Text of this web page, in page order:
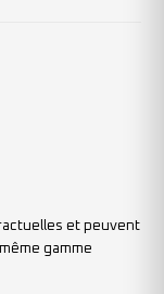
et peuvent
gamme